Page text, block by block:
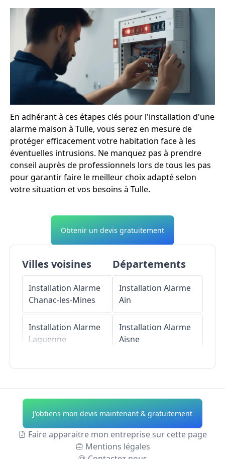
En adhérant à ces étapes clés pour l'installation d'une
alarme maison à Tulle, vous serez en mesure de
protéger efficacement votre habitation face à les
éventuelles intrusions. Ne manquez pas à prendre
conseil auprès de professionnels lors de tous les pas
pour garantir faire le meilleur choix adapté selon
votre situation et vos besoins à Tulle.
Obtenir un devis gratuitement
Villes voisines
Installation Alarme
Chanac-les-Mines
Installation Alarme
Laguenne
Installation Alarme
Saint-Bonnet-
Avalouze
Départements
Installation Alarme
Ain
Installation Alarme
Aisne
Installation Alarme
Alpes-de-Haute-
Provence
J'obtiens mon devis maintenant & gratuitement
Faire apparaitre mon entreprise sur cette page
Mentions légales